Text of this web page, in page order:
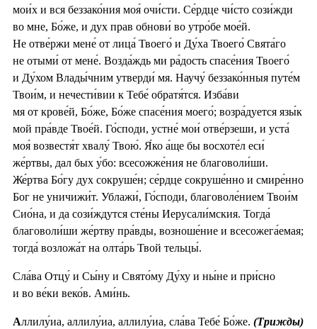
мои́х и вся беззако́ния моя́ очи́сти. Се́рдце чи́сто сози́жди
во мне, Бо́же, и дух прав обнови́ во утро́бе мое́й.
Не отве́ржи мене́ от лица́ Твоего́ и Ду́ха Твоего́ Свята́го
не отыми́ от мене́. Возда́ждь ми ра́дость спасе́ния Твоего́
и Ду́хом Влады́чним утверди́ мя. Научу́ беззако́нныя путе́м
Твои́м, и нечести́вии к Тебе́ обратя́тся. Изба́ви
мя от крове́й, Бо́же, Бо́же спасе́ния моего́; возра́дуется язы́к
мой пра́вде Твое́й. Го́споди, устне́ мои́ отве́рзеши, и уста́
моя́ возвестя́т хвалу́ Твою́. Я́ко а́ще бы восхоте́л еси́
же́ртвы, дал бых у́бо: всесожже́ния не благоволи́ши.
Же́ртва Бо́гу дух сокруше́н; се́рдце сокруше́нно и смире́нно
Бог не уничижи́т. Ублажи́, Го́споди, благоволе́нием Твои́м
Сио́на, и да сози́ждутся сте́ны Иерусали́мския. Тогда́
благоволи́ши же́ртву пра́вды, возноше́ние и всесожега́емая;
тогда́ возложа́т на олта́рь Твой тельцы́.
Сла́ва Отцу́ и Сы́ну и Свято́му Ду́ху и ны́не и при́сно
и во ве́ки веко́в. Ами́нь.
Аллилу́иа, аллилу́иа, аллилу́иа, сла́ва Тебе́ Бо́же. (Трижды)